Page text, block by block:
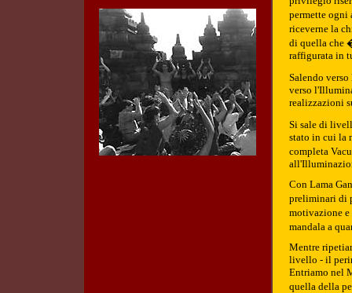
permette ogni
riceverne la
di quella che
raffigurata in
Salendo
verso
realizzazioni
Si sale di
stato in cui la
completa
Con Lama
preliminari di
motivazione
mandala a
Mentre
livello - il
Entriamo nel
quella della